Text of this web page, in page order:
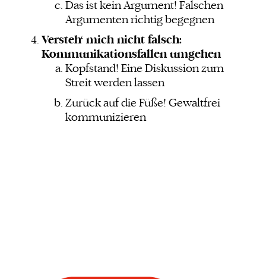
Das ist kein Argument! Falschen
Argumenten richtig begegnen
Versteh‘ mich nicht falsch:
Kommunikationsfallen umgehen
Kopfstand! Eine Diskussion zum
Streit werden lassen
Zurück auf die Füße! Gewaltfrei
kommunizieren